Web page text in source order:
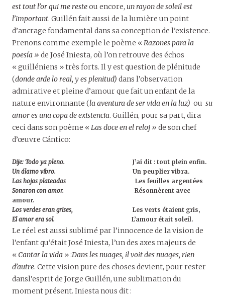
est tout l’or qui me resteou encore, un rayon de soleil est
l’important. Guillén fait aussi de la lumière un point
d’ancrage fondamental dans sa conception de l’existence.
Prenons comme exemple le poème « Razones para la
poesía » de José Iniesta, où l’on retrouve des échos
« guilléniens » très forts. Il y est question de plénitude
(donde arde lo real, y es plenitud) dans l’observation
admirative et pleine d’amour que fait un enfant de la
nature environnante (la aventura de ser vida en la luz) ou su
amor es una copa de existencia. Guillén, pour sa part, dira
ceci dans son poème « Las doce en el reloj » de son chef
d’œuvre Cántico:
Dije: Todo ya pleno.
J’ai dit : tout plein enfin.
Un álamo vibro. Un peuplier vibra.
Las hojas plateadas
Les feuilles argentées
Sonaron con amor. Résonnèrent avec
amour.
Los verdes eran grises,
Les verts étaient gris,
El amor era sol.
L’amour était soleil.
Le réel est aussi sublimé par l’innocence de la vision de
l’enfant qu’était José Iniesta, l’un des axes majeurs de
« Cantar la vida » :Dans les nuages, il voit des nuages, rien
d’autre. Cette vision pure des choses devient, pour rester
dansl’esprit de Jorge Guillén, une sublimation du
moment présent. Iniesta nous dit :